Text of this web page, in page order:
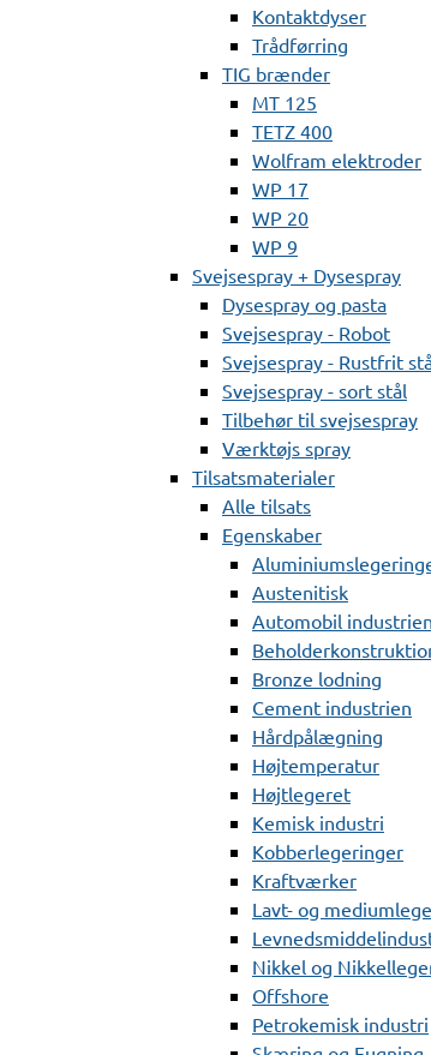
Kontaktdyser
Trådførring
TIG brænder
MT 125
TETZ 400
Wolfram elektroder
WP 17
WP 20
WP 9
Svejsespray + Dysespray
Dysespray og pasta
Svejsespray - Robot
Svejsespray - Rustfrit
Svejsespray - sort stål
Tilbehør til svejsespray
Værktøjs spray
Tilsatsmaterialer
Alle tilsats
Egenskaber
Austenitisk
Automobil industrien
Bronze lodning
Cement industrien
Hårdpålægning
Højtemperatur
Højtlegeret
Kemisk industri
Kobberlegeringer
Kraftværker
Lavt- og
Nikkel og
Offshore
Petrokemisk industri